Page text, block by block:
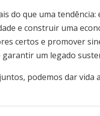
do que uma
e construir uma
certos e promover
um legado
podemos dar